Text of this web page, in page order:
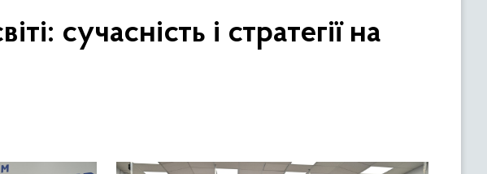
сучасність і стратегії на